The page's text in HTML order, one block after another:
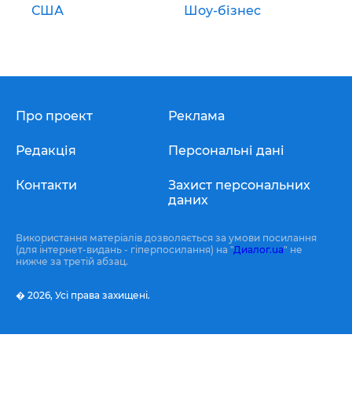
США Шоу-бізнес
Про проект
Редакція
Контакти
Реклама
Персональні дані
Захист персональних
даних
Використання матеріалів дозволяється за умови посилання
(для інтернет-видань - гіперпосилання) на "Диалог.ua" не
нижче за третій абзац.
� 2026, Усі права захищені.